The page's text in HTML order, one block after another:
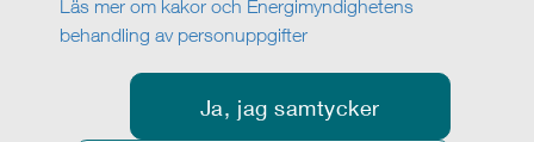
Läs mer om kakor och Energimyndighetens
behandling av personuppgifter
Ja, jag samtycker